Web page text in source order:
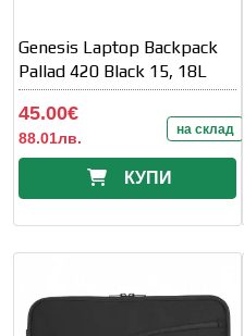
Genesis Laptop Backpack
Pallad 420 Black 15, 18L
45.00€
88.01лв. на склад
КУПИ